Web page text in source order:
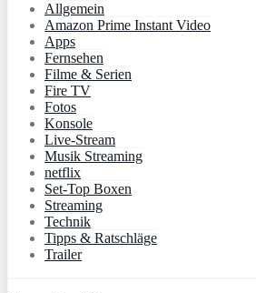
Allgemein
Amazon Prime Instant Video
Apps
Fernsehen
Filme & Serien
Fire TV
Fotos
Konsole
Live-Stream
Musik Streaming
netflix
Set-Top Boxen
Streaming
Technik
Tipps & Ratschläge
Trailer